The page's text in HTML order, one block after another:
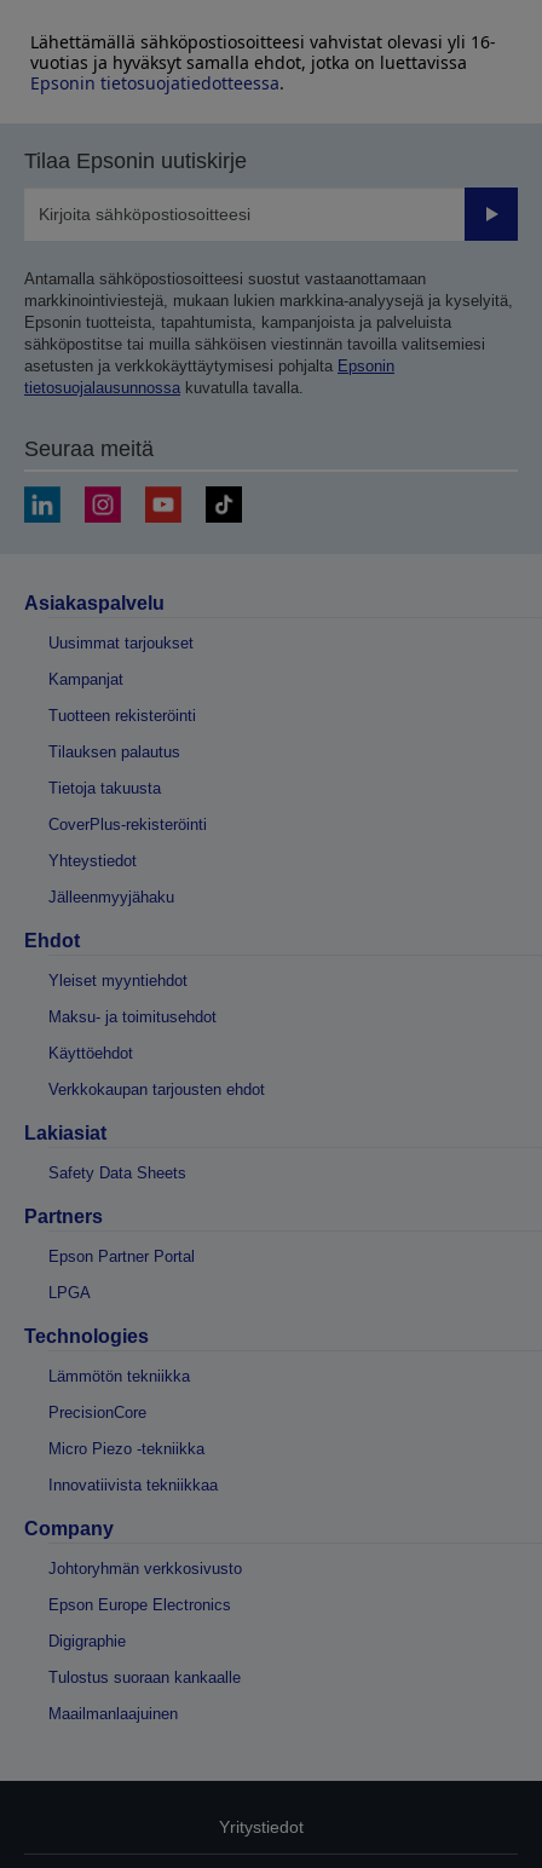
Lähettämällä sähköpostiosoitteesi vahvistat olevasi yli 16-
vuotias ja hyväksyt samalla ehdot, jotka on luettavissa
Epsonin tietosuojatiedotteessa.
Tilaa Epsonin uutiskirje
Lähetä
Antamalla sähköpostiosoitteesi suostut vastaanottamaan
markkinointiviestejä, mukaan lukien markkina-analyysejä ja kyselyitä,
Epsonin tuotteista, tapahtumista, kampanjoista ja palveluista
sähköpostitse tai muilla sähköisen viestinnän tavoilla valitsemiesi
asetusten ja verkkokäyttäytymisesi pohjalta Epsonin
tietosuojalausunnossa kuvatulla tavalla.
Seuraa meitä
Asiakaspalvelu
Uusimmat tarjoukset
Kampanjat
Tuotteen rekisteröinti
Tilauksen palautus
Tietoja takuusta
CoverPlus-rekisteröinti
Yhteystiedot
Jälleenmyyjähaku
Ehdot
Yleiset myyntiehdot
Maksu- ja toimitusehdot
Käyttöehdot
Verkkokaupan tarjousten ehdot
Lakiasiat
Safety Data Sheets
Partners
Epson Partner Portal
LPGA
Technologies
Lämmötön tekniikka
PrecisionCore
Micro Piezo -tekniikka
Innovatiivista tekniikkaa
Company
Johtoryhmän verkkosivusto
Epson Europe Electronics
Digigraphie
Tulostus suoraan kankaalle
Maailmanlaajuinen
Yritystiedot